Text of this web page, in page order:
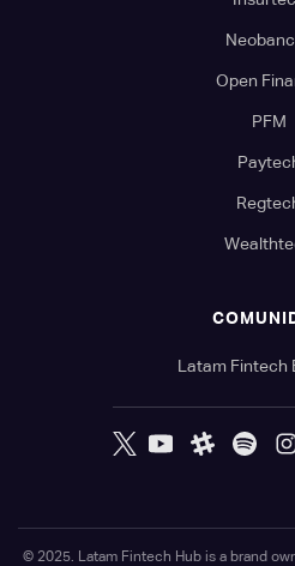
Open
PFM
Latam Fintech
© 2025. Latam Fintech Hub is a brand